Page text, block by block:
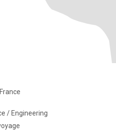
/ Engineering